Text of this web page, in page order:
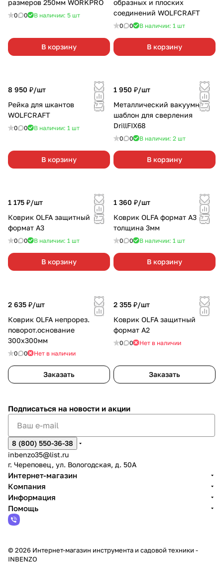
размеров 250мм WORKPRO
0 0 В наличии: 5 шт
В корзину
образных и плоских
соединений WOLFCRAFT
0 0 В наличии: 1 шт
В корзину
8 950 ₽/шт
Рейка для шкантов
WOLFCRAFT
0 0 В наличии: 1 шт
В корзину
1 950 ₽/шт
Металлический вакуумный
шаблон для сверления
DrillFIX68
0 0 В наличии: 2 шт
В корзину
1 175 ₽/шт
Коврик OLFA защитный
формат А3
0 0 В наличии: 1 шт
В корзину
1 360 ₽/шт
Коврик OLFA формат А3
толщина 3мм
0 0 В наличии: 1 шт
В корзину
2 635 ₽/шт
Коврик OLFA непрорез.
поворот.основание
300х300мм
0 0 Нет в наличии
Заказать
2 355 ₽/шт
Коврик OLFA защитный
формат А2
0 0 Нет в наличии
Заказать
Подписаться на новости и акции
8 (800) 550-36-38
inbenzo35@list.ru
г. Череповец, ул. Вологодская, д. 50А
Интернет-магазин
Компания
Информация
Помощь
© 2026 Интернет-магазин инструмента и садовой техники -
INBENZO